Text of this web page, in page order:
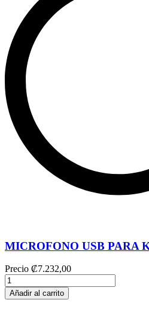
MICROFONO USB PARA
Precio ₡7.232,00
Añadir al carrito